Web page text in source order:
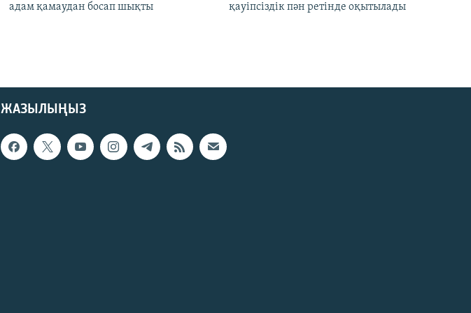
адам қамаудан босап шықты қауіпсіздік пән ретінде оқытылады
ЖАЗЫЛЫҢЫЗ